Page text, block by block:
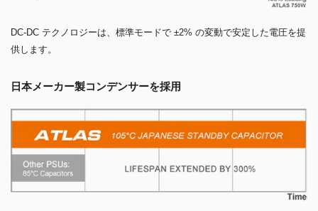
DC-DC テクノロジーは、標準モードで ±2% の変動で安定した電圧を提
供します。
日本メーカー製コンデンサーを採用